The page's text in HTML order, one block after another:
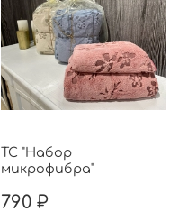
ТС "Набор
микрофибра"
790 ₽